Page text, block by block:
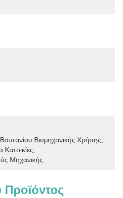
Βιομηχανικής Χρήσης
Κατοικίες
Μηχανικής